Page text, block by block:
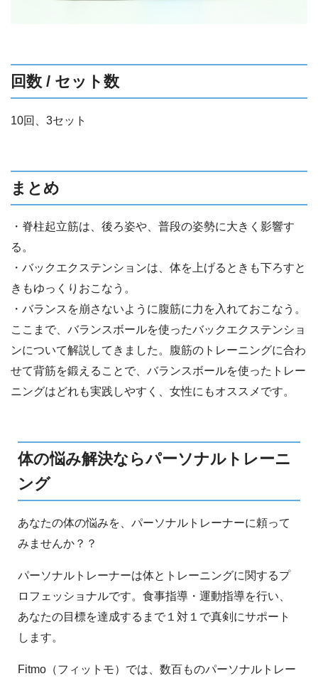
回数 / セット数
10回、3セット
まとめ
・脊柱起立筋は、後ろ姿や、普段の姿勢に大きく影響す
る。
・バックエクステンションは、体を上げるときも下ろすと
きもゆっくりおこなう。
・バランスを崩さないように腹筋に力を入れておこなう。
ここまで、バランスボールを使ったバックエクステンショ
ンについて解説してきました。腹筋のトレーニングに合わ
せて背筋を鍛えることで、バランスボールを使ったトレー
ニングはどれも実践しやすく、女性にもオススメです。
体の悩み解決ならパーソナルトレーニ
ング
あなたの体の悩みを、パーソナルトレーナーに頼って
みませんか？？
パーソナルトレーナーは体とトレーニングに関するプ
ロフェッショナルです。食事指導・運動指導を行い、
あなたの目標を達成するまで１対１で真剣にサポート
します。
Fitmo（フィットモ）では、数百ものパーソナルトレー